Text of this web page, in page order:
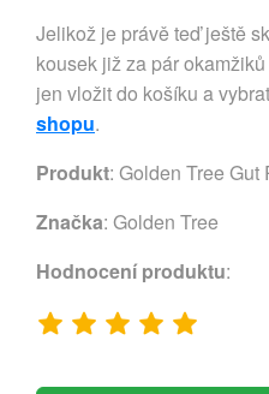
Jelikož je právě teď ještě
kousek již za pár
jen vložit do košíku a
shopu.
Produkt: Golden Tree Gut
Značka: Golden Tree
Hodnocení produktu: